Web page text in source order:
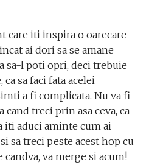
care iti inspira o oarecare
ai dori sa se amane
sa-l poti opri, deci trebuie
sa faci fata acelei
a fi complicata. Nu va fi
cand treci prin asa ceva, ca
iti aduci aminte cum ai
sa treci peste acest hop cu
candva, va merge si acum!